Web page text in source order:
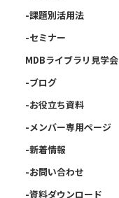
-課題別活用法
-セミナー
MDBライブラリ見学会
-ブログ
-お役立ち資料
-メンバー専用ページ
-新着情報
-お問い合わせ
-資料ダウンロード